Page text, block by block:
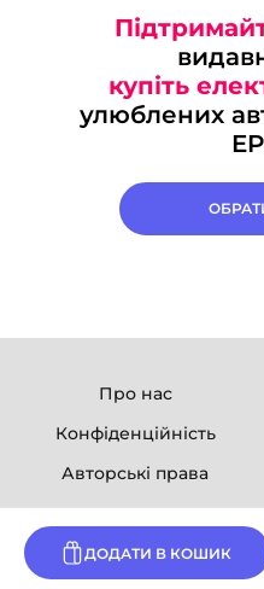
ДОДАТИ В КОШИК
купіть
улюблених
Про нас
Конфіденційність
Авторські права